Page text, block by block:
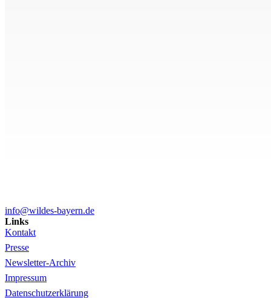
info@wildes-bayern.de
Links
Kontakt
Presse
Newsletter-Archiv
Impressum
Datenschutzerklärung